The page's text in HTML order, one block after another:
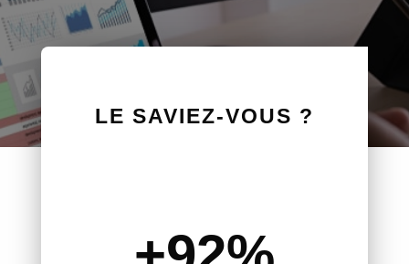
LE SAVIEZ-VOUS ?